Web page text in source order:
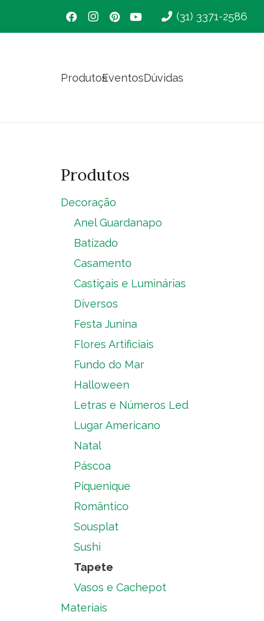
(31) 3371-2586
ProdutosEventosDúvidas
Produtos
Decoração
Anel Guardanapo
Batizado
Casamento
Castiçais e Luminárias
Diversos
Festa Junina
Flores Artificiais
Fundo do Mar
Halloween
Letras e Números Led
Lugar Americano
Natal
Páscoa
Piquenique
Romântico
Sousplat
Sushi
Tapete
Vasos e Cachepot
Materiais